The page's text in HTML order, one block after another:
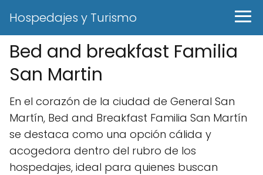
Hospedajes y Turismo
Bed and breakfast Familia
San Martin
En el corazón de la ciudad de General San
Martín, Bed and Breakfast Familia San Martín
se destaca como una opción cálida y
acogedora dentro del rubro de los
hospedajes, ideal para quienes buscan